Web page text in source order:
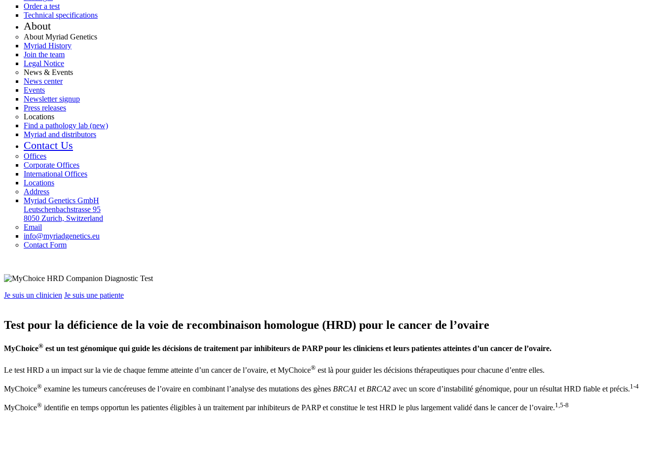
Order a test
Technical specifications
About
About Myriad Genetics
Myriad History
Join the team
Legal Notice
News & Events
News center
Events
Newsletter signup
Press releases
Locations
Find a pathology lab (new)
Myriad and distributors
Contact Us
Offices
Corporate Offices
International Offices
Locations
Address
Myriad Genetics GmbH
Leutschenbachstrasse 95
8050 Zurich, Switzerland
Email
info@myriadgenetics.eu
Contact Form
Je suis un clinicien Je suis une patiente
Test pour la déficience de la voie de recombinaison homologue (HRD) pour le cancer de l’ovaire
MyChoice® est un test génomique qui guide les décisions de traitement par inhibiteurs de PARP pour les cliniciens et leurs patientes atteintes d’un cancer de l’ovaire.
Le test HRD a un impact sur la vie de chaque femme atteinte d’un cancer de l’ovaire, et MyChoice® est là pour guider les décisions thérapeutiques pour chacune d’entre elles.
MyChoice® examine les tumeurs cancéreuses de l’ovaire en combinant l’analyse des mutations des gènes BRCA1 etBRCA2 avec un score d’instabilité génomique, pour un résultat HRD fiable et précis.1-4
MyChoice® identifie en temps opportun les patientes éligibles à un traitement par inhibiteurs de PARP et constitue le test HRD le plus largement validé dans le cancer de l’ovaire.1,5-8